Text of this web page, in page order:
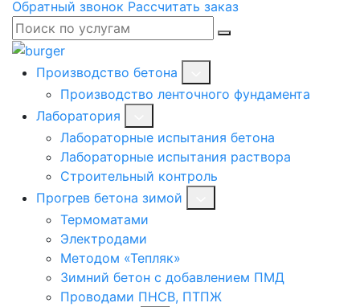
Обратный звонок Рассчитать заказ
Производство бетона
Производство ленточного фундамента
Лаборатория
Лабораторные испытания бетона
Лабораторные испытания раствора
Строительный контроль
Прогрев бетона зимой
Термоматами
Электродами
Методом «Тепляк»
Зимний бетон с добавлением ПМД
Проводами ПНСВ, ПТПЖ